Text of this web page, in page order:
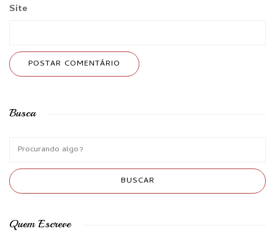
Site
Busca
Quem Escreve